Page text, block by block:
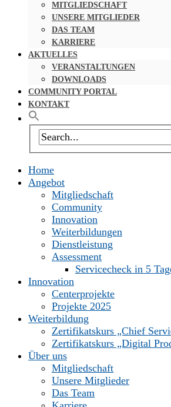
MITGLIEDSCHAFT
UNSERE MITGLIEDER
DAS TEAM
KARRIERE
AKTUELLES
VERANSTALTUNGEN
DOWNLOADS
COMMUNITY PORTAL
KONTAKT
Home
Angebot
Mitgliedschaft
Community
Innovation
Weiterbildungen
Dienstleistung
Assessment
Servicecheck in 5
Innovation
Centerprojekte
Projekte 2025
Weiterbildung
Zertifikatskurs „Chief
Zertifikatskurs „Digital
Über uns
Mitgliedschaft
Unsere Mitglieder
Das Team